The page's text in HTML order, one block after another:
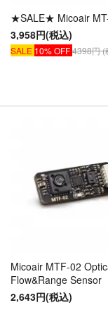
★SALE★ Micoair
3,958円(税込)
SALE 10% OFF4398円 (
Micoair MTF-02
Flow&Range Sensor
2,643円(税込)